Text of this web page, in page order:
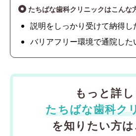
たちばな歯科クリニックはこんな
説明をしっかり受けて納得し
バリアフリー環境で通院した
もっと詳し
たちばな歯科ク
を知りたい方